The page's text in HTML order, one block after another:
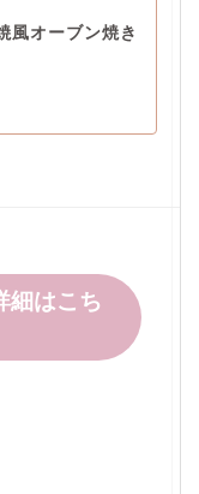
風オーブン焼き
細はこち